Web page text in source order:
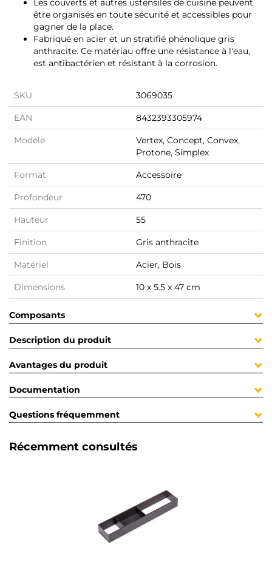
Les couverts et autres ustensiles de cuisine peuvent
être organisés en toute sécurité et accessibles pour
gagner de la place.
Fabriqué en acier et un stratifié phénolique gris
anthracite. Ce matériau offre une résistance à l'eau,
est antibactérien et résistant à la corrosion.
SKU 3069035
EAN 8432393305974
Modele
Vertex, Concept, Convex,
Protone, Simplex
Format Accessoire
Profondeur 470
Hauteur 55
Finition Gris anthracite
Matériel Acier, Bois
Dimensions 10 x 5.5 x 47 cm
Composants
Description du produit
Avantages du produit
Documentation
Questions fréquemment
Récemment consultés